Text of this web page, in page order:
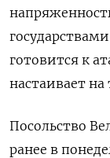
готовится к
настаивает
Посольство
ранее в